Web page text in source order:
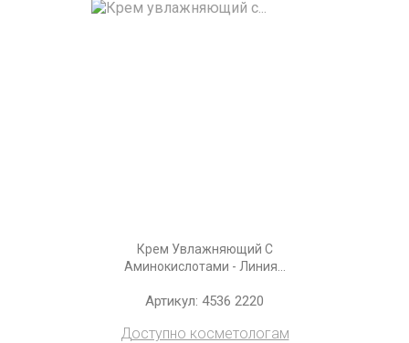
Крем Увлажняющий С
Аминокислотами - Линия...
Артикул: 4536 2220
Доступно косметологам